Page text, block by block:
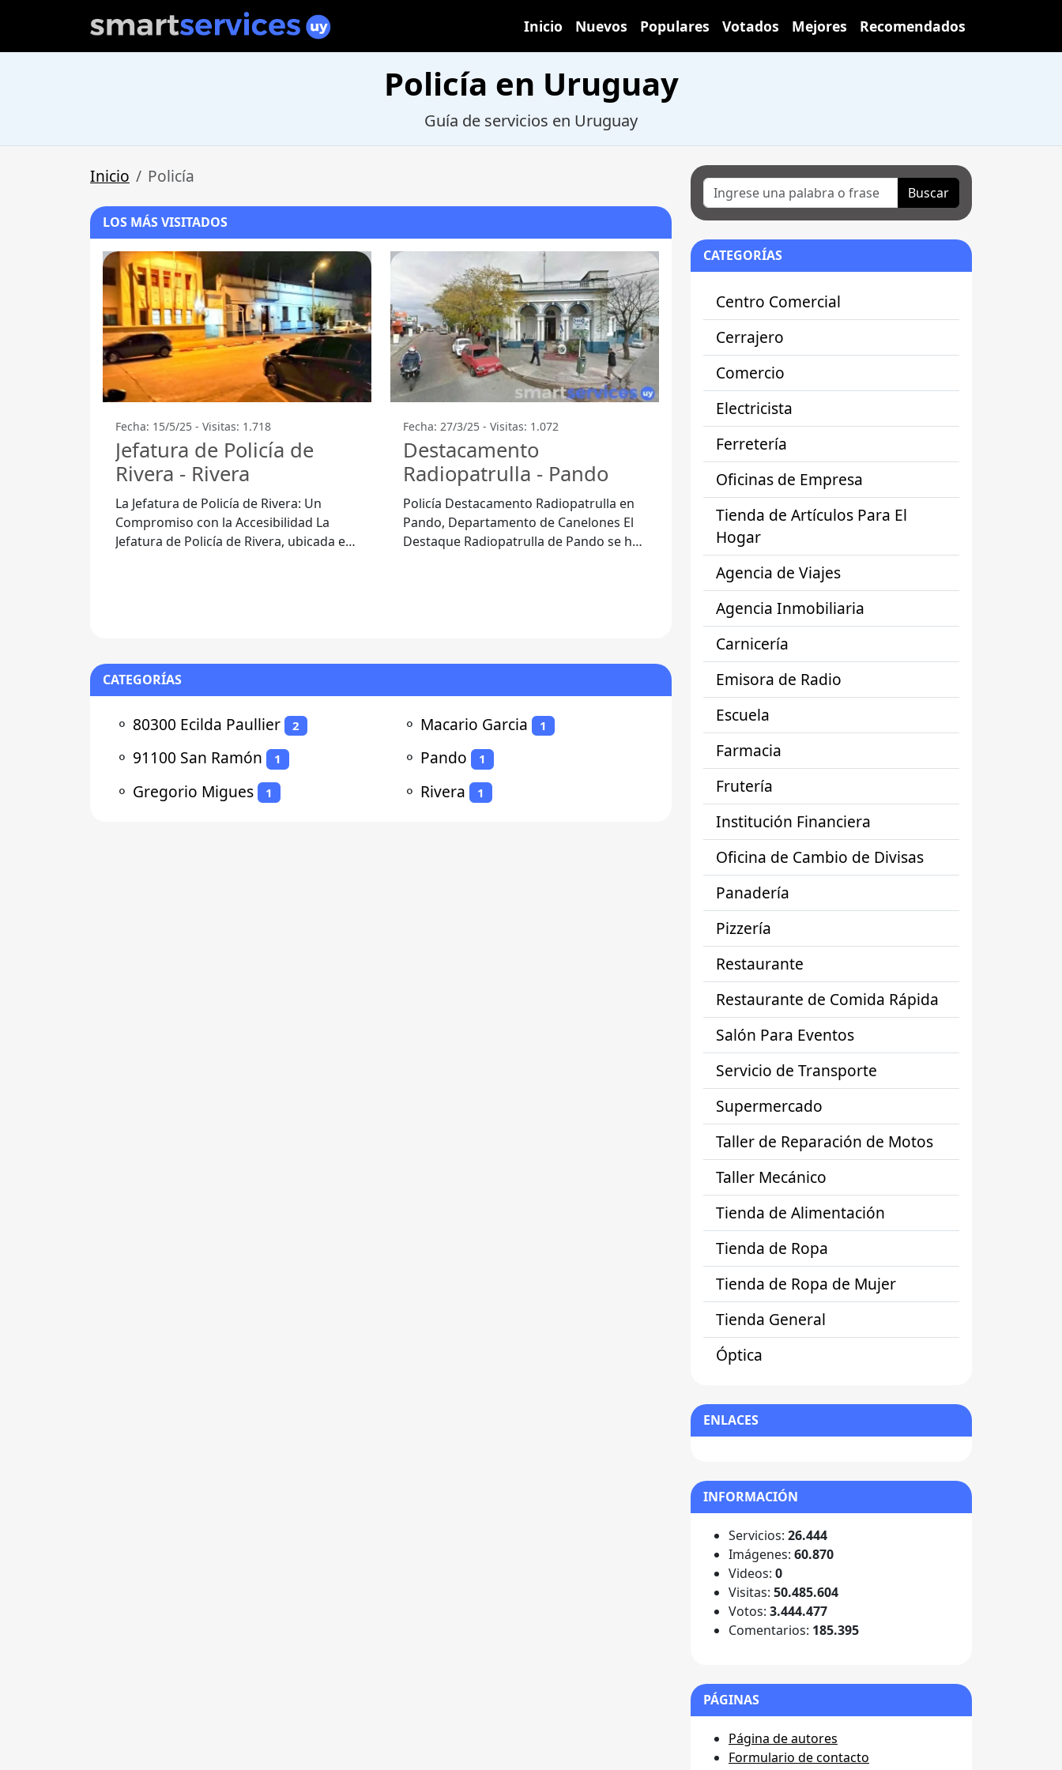
Inicio Nuevos Populares Votados Mejores Recomendados
Policía en Uruguay
Guía de servicios en Uruguay
Inicio Policía
LOS MÁS VISITADOS
Fecha: 15/5/25 - Visitas: 1.718
Jefatura de Policía de
Rivera - Rivera
La Jefatura de Policía de Rivera: Un
Compromiso con la Accesibilidad La
Jefatura de Policía de Rivera, ubicada en
Fecha: 27/3/25 - Visitas: 1.072
Destacamento
Radiopatrulla - Pando
Policía Destacamento Radiopatrulla en
Pando, Departamento de Canelones El
Destaque Radiopatrulla de Pando se ha
CATEGORÍAS
⚬ 80300 Ecilda Paullier 2
⚬ 91100 San Ramón 1
⚬ Gregorio Migues 1
⚬ Macario Garcia 1
⚬ Pando 1
⚬ Rivera 1
Buscar
CATEGORÍAS
Centro Comercial
Cerrajero
Comercio
Electricista
Ferretería
Oficinas de Empresa
Tienda de Artículos Para El
Hogar
Agencia de Viajes
Agencia Inmobiliaria
Carnicería
Emisora de Radio
Escuela
Farmacia
Frutería
Institución Financiera
Oficina de Cambio de Divisas
Panadería
Pizzería
Restaurante
Restaurante de Comida Rápida
Salón Para Eventos
Servicio de Transporte
Supermercado
Taller de Reparación de Motos
Taller Mecánico
Tienda de Alimentación
Tienda de Ropa
Tienda de Ropa de Mujer
Tienda General
Óptica
ENLACES
INFORMACIÓN
Servicios: 26.444
Imágenes: 60.870
Videos: 0
Visitas: 50.485.604
Votos: 3.444.477
Comentarios: 185.395
PÁGINAS
Página de autores
Formulario de contacto